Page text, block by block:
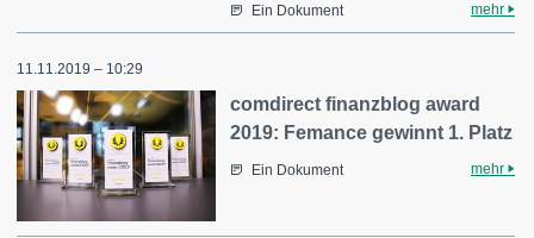
Ein Dokument mehr
11.11.2019 – 10:29
comdirect finanzblog award
2019: Femance gewinnt 1. Platz
Ein Dokument mehr